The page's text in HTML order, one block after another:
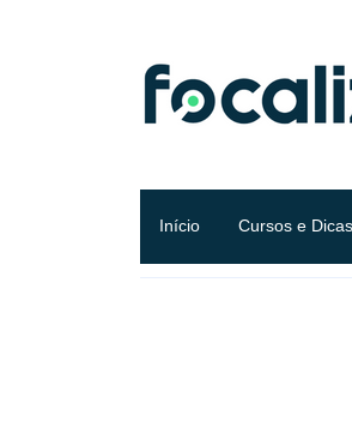
Início Cursos e Dicas